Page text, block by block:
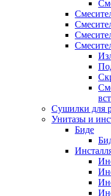
Сушилки для
Унитазы и
Биде